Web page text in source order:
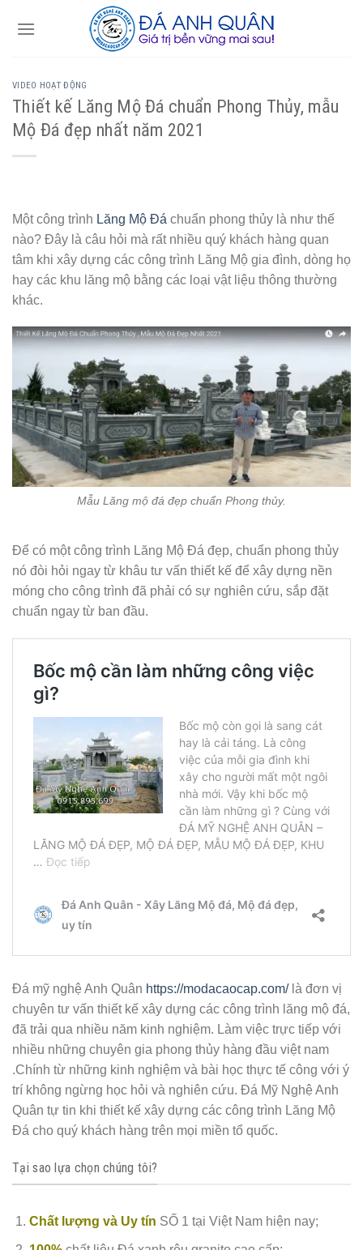
VIDEO HOẠT ĐỘNG
Thiết kế Lăng Mộ Đá chuẩn Phong Thủy, mẫu
Mộ Đá đẹp nhất năm 2021
Một công trình Lăng Mộ Đá chuẩn phong thủy là như thế
nào? Đây là câu hỏi mà rất nhiều quý khách hàng quan
tâm khi xây dựng các công trình Lăng Mộ gia đình, dòng họ
hay các khu lăng mộ bằng các loại vật liệu thông thường
khác.
Mẫu Lăng mộ đá đẹp chuẩn Phong thủy.
Để có một công trình Lăng Mộ Đá đẹp, chuẩn phong thủy
nó đòi hỏi ngay từ khâu tư vấn thiết kế để xây dựng nền
móng cho công trình đã phải có sự nghiên cứu, sắp đặt
chuẩn ngay từ ban đầu.
Đá mỹ nghệ Anh Quân https://modacaocap.com/là đơn vị
chuyên tư vấn thiết kế xây dựng các công trình lăng mộ đá,
đã trải qua nhiều năm kinh nghiệm. Làm việc trực tiếp với
nhiều những chuyên gia phong thủy hàng đầu việt nam
.Chính từ những kinh nghiệm và bài học thực tế công với ý
trí không ngừng học hỏi và nghiên cứu. Đá Mỹ Nghệ Anh
Quân tự tin khi thiết kế xây dựng các công trình Lăng Mộ
Đá cho quý khách hàng trên mọi miền tổ quốc.
Tại sao lựa chọn chúng tôi?
Chất lượng và Uy tín SỐ 1 tại Việt Nam hiện nay;